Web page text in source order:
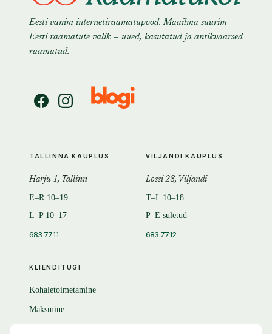
Eesti vanim internetiraamatupood. Maailma suurim
Eesti raamatute valik — uued, kasutatud ja antikvaarsed
raamatud.
KLIENDITUGI
Kohaletoimetamine
Maksmine
TALLINNA KAUPLUS
Harju 1, Tallinn
E–R 10–19
L–P 10–17
683 7711
VILJANDI KAUPLUS
Lossi 28, Viljandi
T–L 10–18
P–E suletud
683 7712